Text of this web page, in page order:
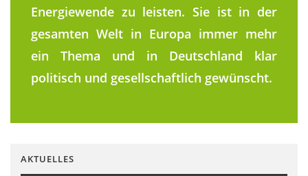
Energiewende zu leisten. Sie ist in der
gesamten Welt in Europa immer mehr
ein Thema und in Deutschland klar
politisch und gesellschaftlich gewünscht.
AKTUELLES